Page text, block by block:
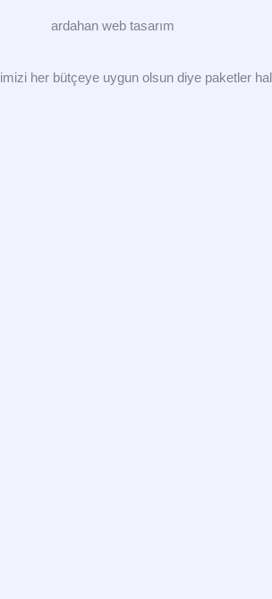
her bütçeye uygun olsun diye paketler